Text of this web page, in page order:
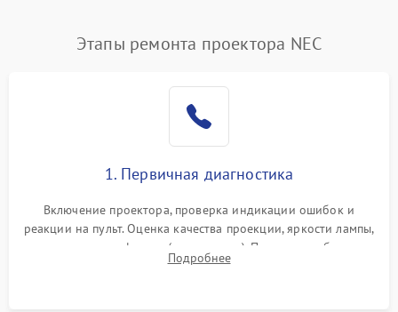
Этапы ремонта проектора NEC
1. Первичная диагностика
Включение проектора, проверка индикации ошибок и
реакции на пульт. Оценка качества проекции, яркости лампы,
наличия артефактов (точки, пятна). Проверка работы
системы охлаждения по уровню шума вентиляторов.
Подробнее